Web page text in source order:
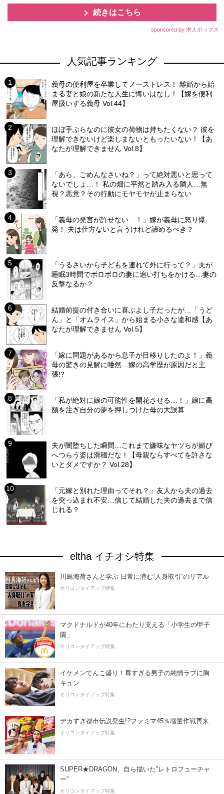
続きはこちら
sponsored by 求人ボックス
人気記事ランキング
義母の便利屋を卒業してノーストレス！ 離婚から始
まる妻と娘の新たな人生に悔いはなし！【嫁を便利
屋扱いする義母 Vol.44】
ほぼ手ぶらなのに彼女の荷物は持ちたくない？ 彼を
理解できないけど楽しまないともったいない！【あ
なたが理解できません Vol.8】
「あら、ごめんなさいね？」って絶対悪いと思って
ないでしょ…！ 私の畑に平然と踏み入る隣人…無
視？悪意？その行動にモヤモヤが止まらない
「義母の発言が許せない…！」嫁が義母に怒り爆
発！ 夫は仕方ないと言うけれど諦めるべき？
「うるさいから子どもを連れて外に行って？」夫が
睡眠3時間でボロボロの妻に追い打ちをかける…妻の
反撃なるか？
結婚前提の付き合いに喜ぶよし子だったが…「うど
ん」と「オムライス」から始まる小さな違和感【あ
なたが理解できません Vol.5】
「嫁に問題があるから息子が目移りしたのよ！」義
母の驚きの見解に唖然…嫁の高学歴が原因だと主
張!?
「私が絶対に娘の可能性を開花させる…！」娘に高
額を注ぎ自分の夢を押しつけた母の大誤算
夫が闇堕ちした瞬間…これまで嫌味なヤツらが媚び
へつらう姿は滑稽だな！【母親ならすべてを許さな
いとダメですか？ Vol.28】
「元嫁と別れた理由ってそれ？」友人から夫の過去
を突っ込まれ不安…信じて結婚した夫の過去まで信
じれる？
eltha イチオシ特集
川島海荷さんと学ぶ 日常に潜む“人身取引”のリアル
オリコンタイアップ特集
マクドナルドが40年にわたり支える「小学生の甲子
園」
オリコンタイアップ特集
イケメンてんこ盛り！尊すぎる男子の純情ラブに胸
キュン
オリコンタイアップ特集
デカすぎ都市伝説発生!?ファミマ45％増量作戦再来
オリコンタイアップ特集
SUPER★DRAGON、自ら描いた”レトロフューチャ
ー”
オリコンタイアップ特集